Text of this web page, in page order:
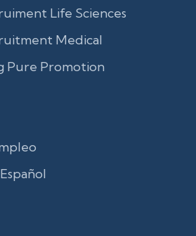
Life Sciences
Medical
Pure Promotion